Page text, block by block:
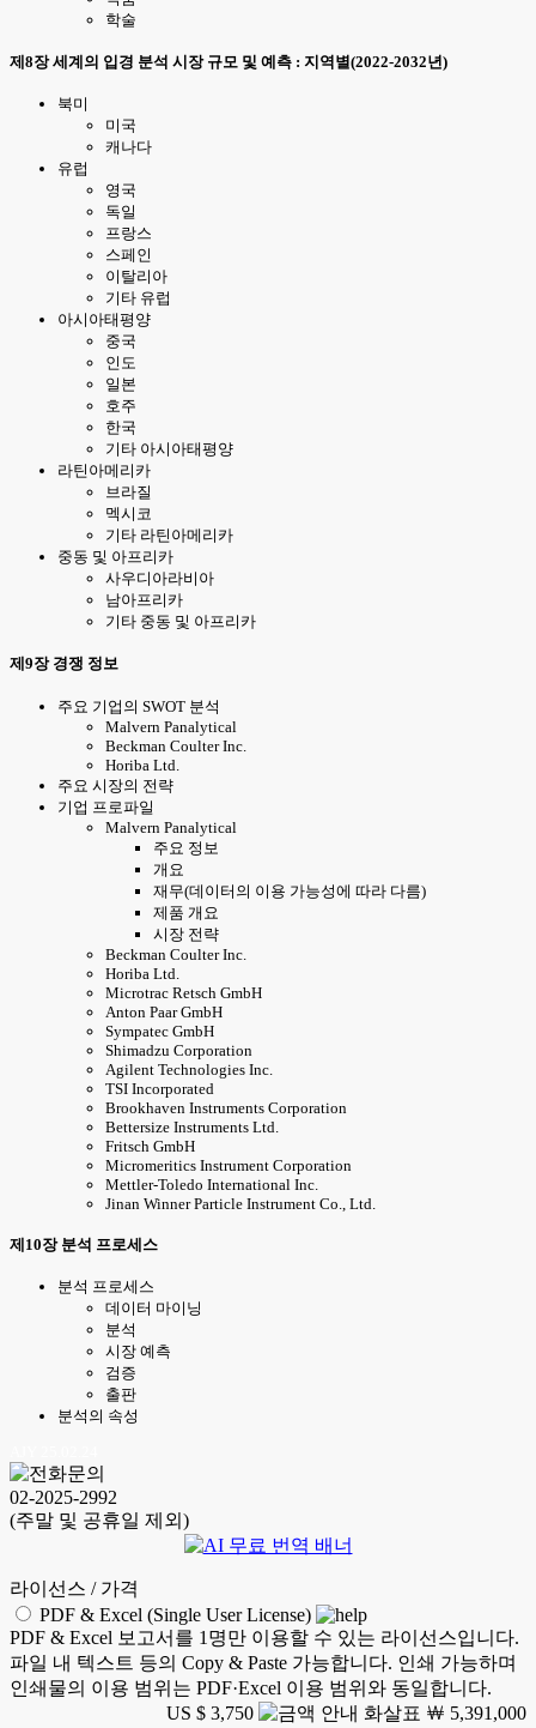
학술
제8장 세계의 입경 분석 시장 규모 및 예측 : 지역별(2022-2032년)
북미
미국
캐나다
유럽
영국
독일
프랑스
스페인
이탈리아
기타 유럽
아시아태평양
중국
인도
일본
호주
한국
기타 아시아태평양
라틴아메리카
브라질
멕시코
기타 라틴아메리카
중동 및 아프리카
사우디아라비아
남아프리카
기타 중동 및 아프리카
제9장 경쟁 정보
주요 기업의 SWOT 분석
Malvern Panalytical
Beckman Coulter Inc.
Horiba Ltd.
주요 시장의 전략
기업 프로파일
Malvern Panalytical
주요 정보
개요
재무(데이터의 이용 가능성에 따라 다름)
제품 개요
시장 전략
Beckman Coulter Inc.
Horiba Ltd.
Microtrac Retsch GmbH
Anton Paar GmbH
Sympatec GmbH
Shimadzu Corporation
Agilent Technologies Inc.
TSI Incorporated
Brookhaven Instruments Corporation
Bettersize Instruments Ltd.
Fritsch GmbH
Micromeritics Instrument Corporation
Mettler-Toledo International Inc.
Jinan Winner Particle Instrument Co., Ltd.
제10장 분석 프로세스
분석 프로세스
데이터 마이닝
분석
시장 예측
검증
출판
분석의 속성
02-2025-2992
(주말 및 공휴일 제외)
라이선스 / 가격
PDF & Excel (Single User License)
PDF & Excel 보고서를 1명만 이용할 수 있는 라이선스입니다.
파일 내 텍스트 등의 Copy & Paste 가능합니다. 인쇄 가능하며
인쇄물의 이용 범위는 PDF·Excel 이용 범위와 동일합니다.
US $ 3,750
￦ 5,391,000